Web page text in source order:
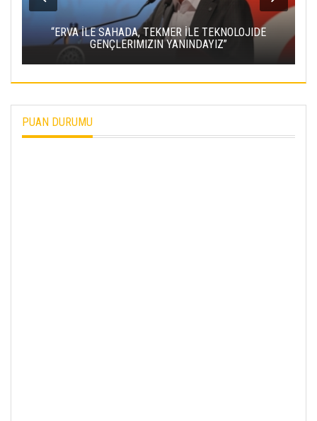
“ERVA İLE SAHADA, TEKMER İLE TEKNOLOJIDE
GENÇLERIMIZIN YANINDAYIZ”
PUAN DURUMU